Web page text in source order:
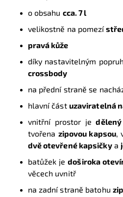
o obsahu cca. 7 l
velikostně na pomezí
pravá kůže
díky nastavitelným
crossbody
na přední straně se
hlavní část uzaviratelná
vnitřní prostor je
tvořena zipovou kapsou,
dvě otevřené kapsičkya
batůžek jedoširoka
věcech uvnitř
na zadní straně batohu